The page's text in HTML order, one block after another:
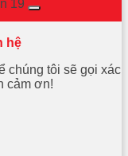
19
hệ
chúng tôi sẽ gọi xác
cảm ơn!